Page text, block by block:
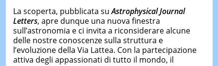
La scoperta, pubblicata suAstrophysical Journal
Letters, apre dunque una nuova finestra
sull’astronomia e ci invita a riconsiderare alcune
delle nostre conoscenze sulla struttura e
l’evoluzione della Via Lattea. Con la partecipazione
attiva degli appassionati di tutto il mondo, il